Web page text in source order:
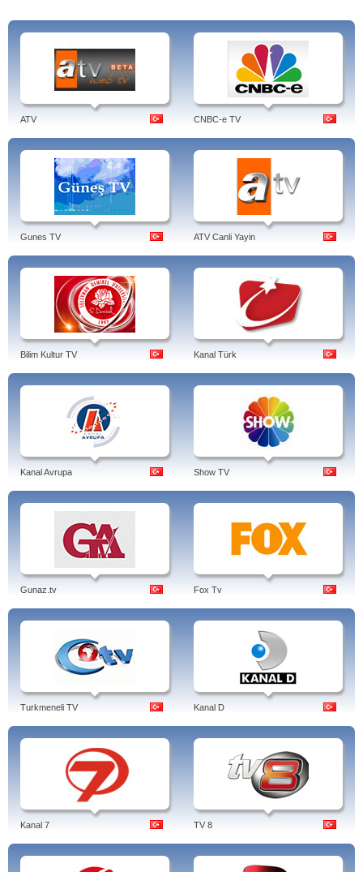
ATV CNBC-e TV
Gunes TV ATV Canli Yayin
Bilim Kultur TV Kanal Türk
Kanal Avrupa Show TV
Gunaz.tv Fox Tv
Turkmeneli TV Kanal D
Kanal 7 TV 8